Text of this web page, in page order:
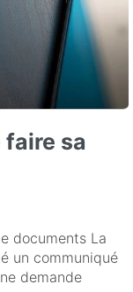
faire sa
documents La
un communiqué
demande